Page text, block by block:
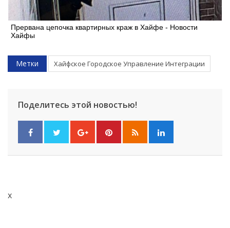
Искать
Прервана цепочка квартирных краж в Хайфе - Новости
Хайфы
Метки Хайфское Городское Управление Интеграции
Поделитесь этой новостью!
x